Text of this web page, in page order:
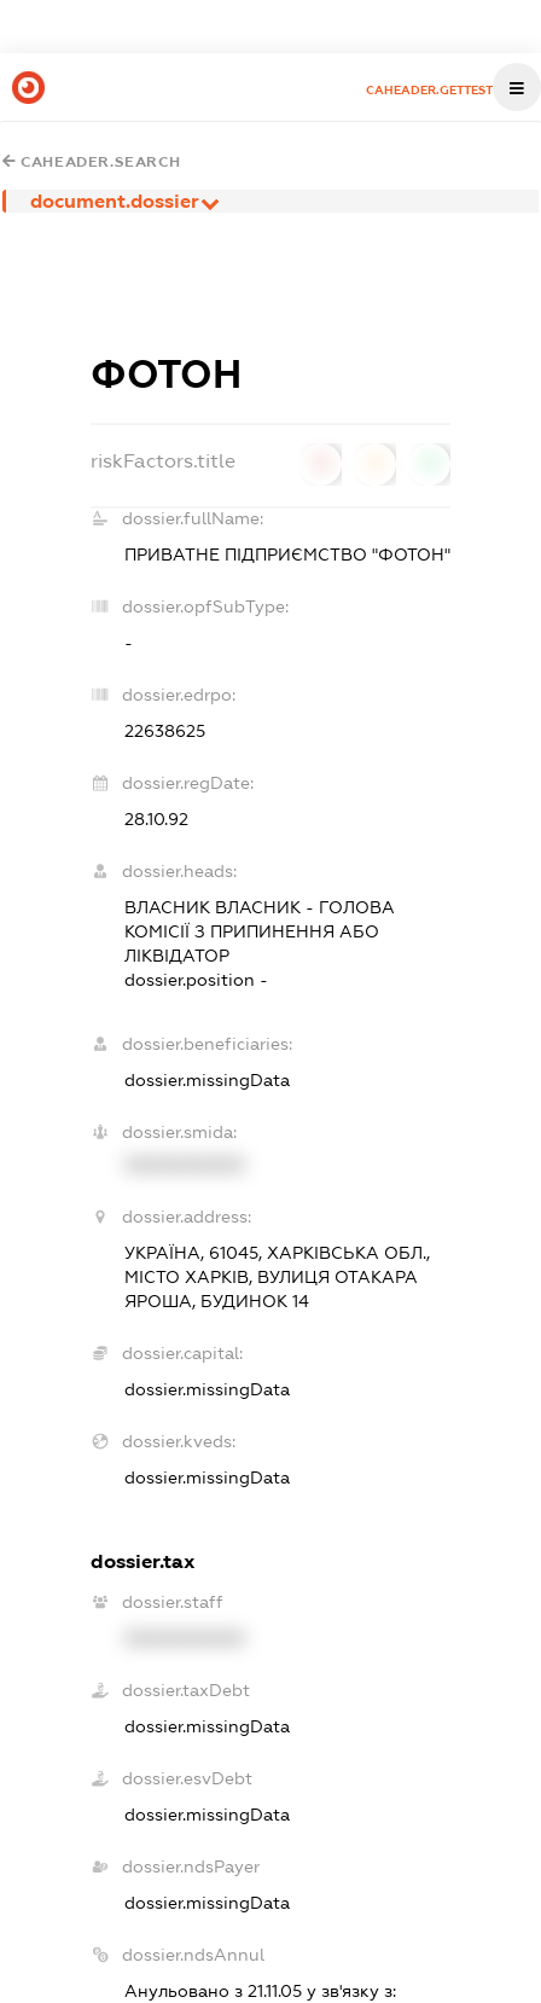
CAHEADER.GETTEST
CAHEADER.SEARCH
document.dossier
ФОТОН
riskFactors.title
dossier.fullName:
ПРИВАТНЕ ПІДПРИЄМСТВО "ФОТОН"
dossier.opfSubType:
-
dossier.edrpo:
22638625
dossier.regDate:
28.10.92
dossier.heads:
ВЛАСНИК ВЛАСНИК - ГОЛОВА
КОМІСІЇ З ПРИПИНЕННЯ АБО
ЛІКВІДАТОР
dossier.position -
dossier.beneficiaries:
dossier.missingData
dossier.smida:
dossier.address:
УКРАЇНА, 61045, ХАРКІВСЬКА ОБЛ.,
МІСТО ХАРКІВ, ВУЛИЦЯ ОТАКАРА
ЯРОША, БУДИНОК 14
dossier.capital:
dossier.missingData
dossier.kveds:
dossier.missingData
dossier.tax
dossier.staff
dossier.taxDebt
dossier.missingData
dossier.esvDebt
dossier.missingData
dossier.ndsPayer
dossier.missingData
dossier.ndsAnnul
Анульовано з 21.11.05 у зв'язку з: